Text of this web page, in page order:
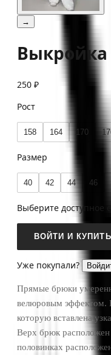
→
250 ₽
Рост
158 164 170
Размер
40 42 44 46
Выберите доступное
ВОЙТИ И КУПИТЬ
Уже покупали?
Прямые брюки
велюровым эффектом.
которую вставлена
Верх брюк
половинках